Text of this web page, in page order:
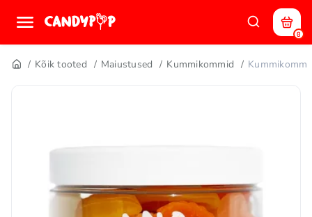
0
Kõik tooted Maiustused Kummikommid